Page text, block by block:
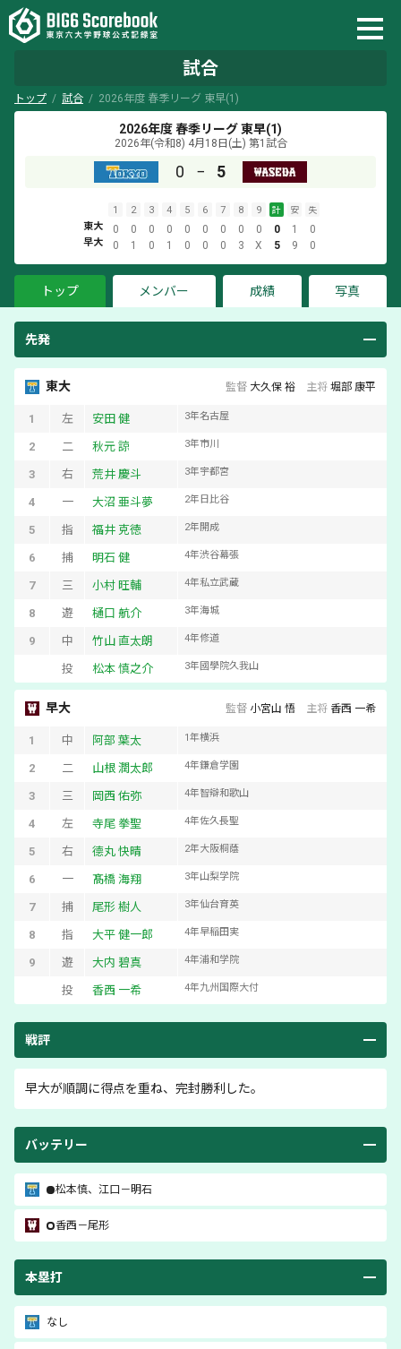
試合
トップ 試合 2026年度 春季リーグ 東早(1)
2026年度 春季リーグ 東早(1)
2026年(令和8) 4月18日(土) 第1試合
0 − 5
1 2 3 4 5 6 7 8 9 計 安 失
東大 0 0 0 0 0 0 0 0 0 0 1 0
早大 0 1 0 1 0 0 0 3 X 5 9 0
トップ メンバー 成績 写真
先発
東大 監督 大久保 裕 主将 堀部 康平
1 左 安田 健 3年名古屋
2 二 秋元 諒 3年市川
3 右 荒井 慶斗 3年宇都宮
4 一 大沼 亜斗夢 2年 日比谷
5 指 福井 克徳 2年 開成
6 捕 明石 健 4年渋谷幕張
7 三 小村 旺輔 4年私立武蔵
8 遊 樋口 航介 3年海城
9 中 竹山 直太朗 4年修道
投 松本 慎之介 3年 國學院久我山
早大 監督 小宮山 悟 主将 香西 一希
1 中 阿部 葉太 1 年横浜
2 二 山根 潤太郎 4年鎌倉学園
3 三 岡西 佑弥 4年智辯和歌山
4 左 寺尾 拳聖 4年佐久長聖
5 右 德丸 快晴 2年大阪桐蔭
6 一 髙橋 海翔 3年山梨学院
7 捕 尾形 樹人 3年仙台育英
8 指 大平 健一郎 4年早稲田実
9 遊 大内 碧真 4年浦和学院
投 香西 一希 4年九州国際大付
戦評
早大が順調に得点を重ね、完封勝利した。
バッテリー
松本慎、江口 －明石
香西 －尾形
本塁打
なし